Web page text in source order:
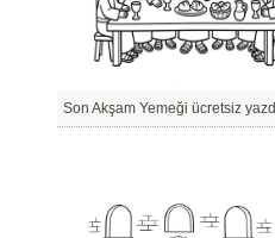
Son Akşam Yemeği ücretsiz